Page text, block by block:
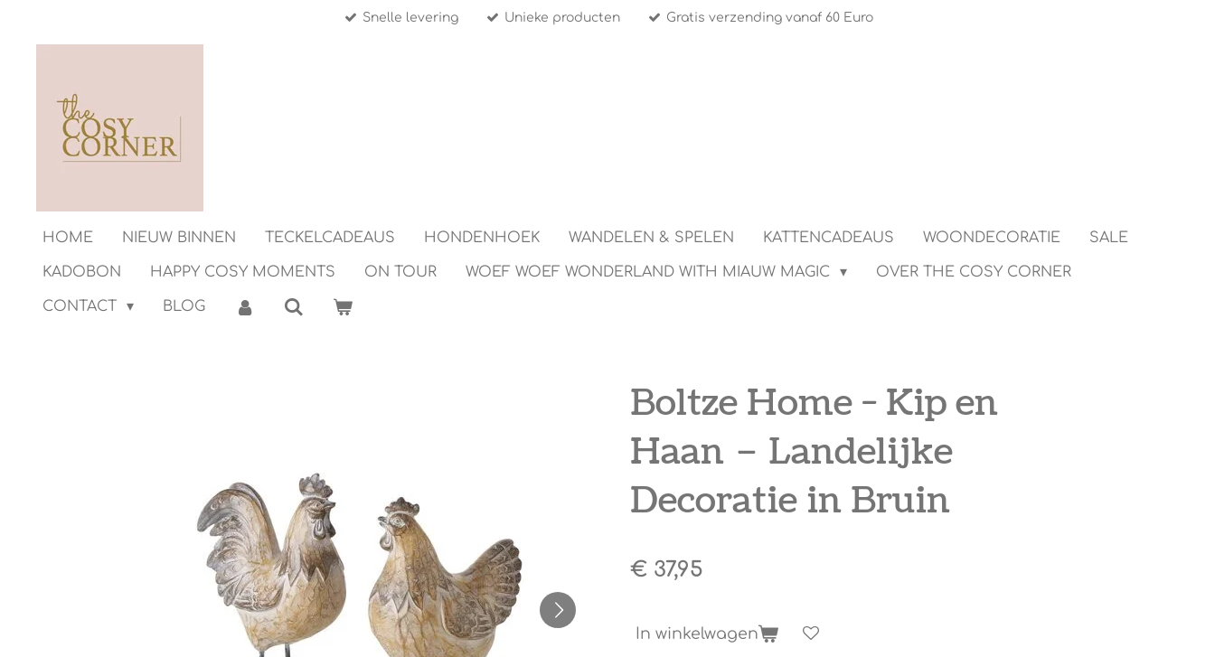
direct
hoofdinhoud
Snelle levering Unieke producten Gratis verzending vanaf 60 Euro
HOME NIEUW BINNEN TECKELCADEAUS HONDENHOEK WANDELEN & SPELEN KATTENCADEAUS WOONDECORATIE SALE
KADOBON HAPPY COSY MOMENTS ON TOUR WOEF WOEF WONDERLAND WITH MIAUW MAGIC OVER THE COSY CORNER
CONTACT BLOG
Boltze Home - Kip en
Haan – Landelijke
Decoratie in Bruin
€ 37,95
In winkelwagen